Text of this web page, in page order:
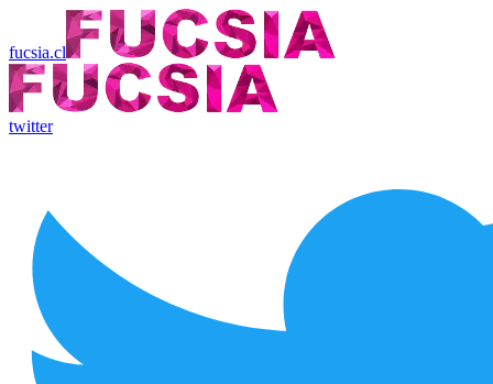
fucsia.cl
twitter